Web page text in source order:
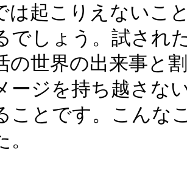
は起こりえないこ
でしょう。試され
の世界の出来事と
ージを持ち越さな
ことです。こんな